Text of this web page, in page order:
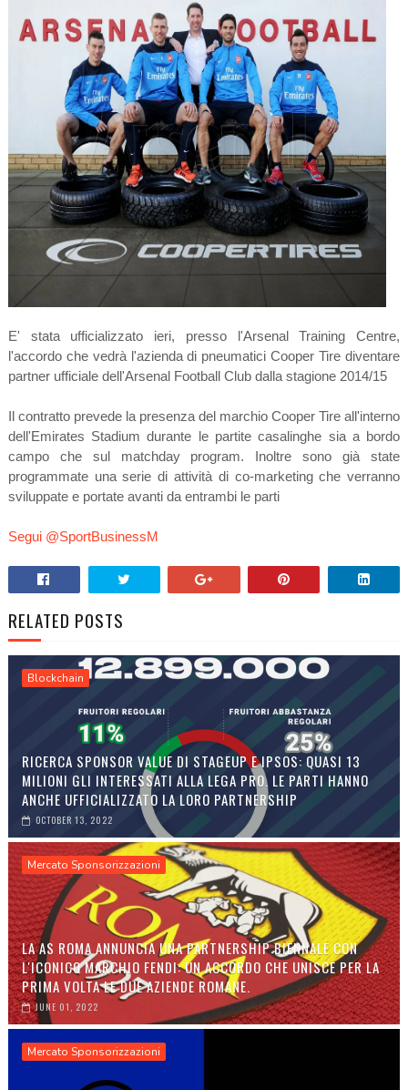
E' stata ufficializzato ieri, presso l'Arsenal Training Centre,
l'accordo che vedrà l'azienda di pneumatici Cooper Tire diventare
partner ufficiale dell'Arsenal Football Club dalla stagione 2014/15
Il contratto prevede la presenza del marchio Cooper Tire all'interno
dell'Emirates Stadium durante le partite casalinghe sia a bordo
campo che sul matchday program. Inoltre sono già state
programmate una serie di attività di co-marketing che verranno
sviluppate e portate avanti da entrambi le parti
Segui @SportBusinessM
RELATED POSTS
Blockchain
RICERCA SPONSOR VALUE DI STAGEUP E IPSOS: QUASI 13
MILIONI GLI INTERESSATI ALLA LEGA PRO. LE PARTI HANNO
ANCHE UFFICIALIZZATO LA LORO PARTNERSHIP
OCTOBER 13, 2022
Mercato Sponsorizzazioni
LA AS ROMA ANNUNCIA UNA PARTNERSHIP BIENNALE CON
L'ICONICO MARCHIO FENDI: UN ACCORDO CHE UNISCE PER LA
PRIMA VOLTA LE DUE AZIENDE ROMANE.
JUNE 01, 2022
Mercato Sponsorizzazioni